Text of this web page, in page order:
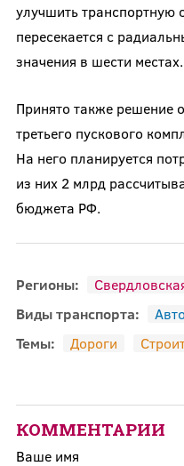
улучшить транспортную
пересекается с
значения в шести местах.
Принято также решение
третьего пускового
На него планируется
из них 2 млрд
бюджета РФ.
Регионы:
Виды транспорта:
Авто
Темы:
Дороги
КОММЕНТАРИИ
Ваше имя